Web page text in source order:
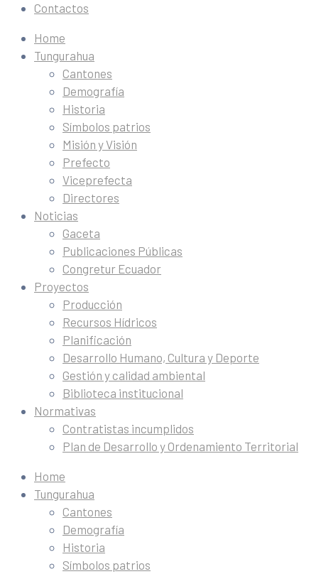
Contactos
Home
Tungurahua
Cantones
Demografía
Historia
Símbolos patrios
Misión y Visión
Prefecto
Viceprefecta
Directores
Noticias
Gaceta
Publicaciones Públicas
Congretur Ecuador
Proyectos
Producción
Recursos Hídricos
Planificación
Desarrollo Humano, Cultura y Deporte
Gestión y calidad ambiental
Biblioteca institucional
Normativas
Contratistas incumplidos
Plan de Desarrollo y Ordenamiento Territorial
Home
Tungurahua
Cantones
Demografía
Historia
Símbolos patrios